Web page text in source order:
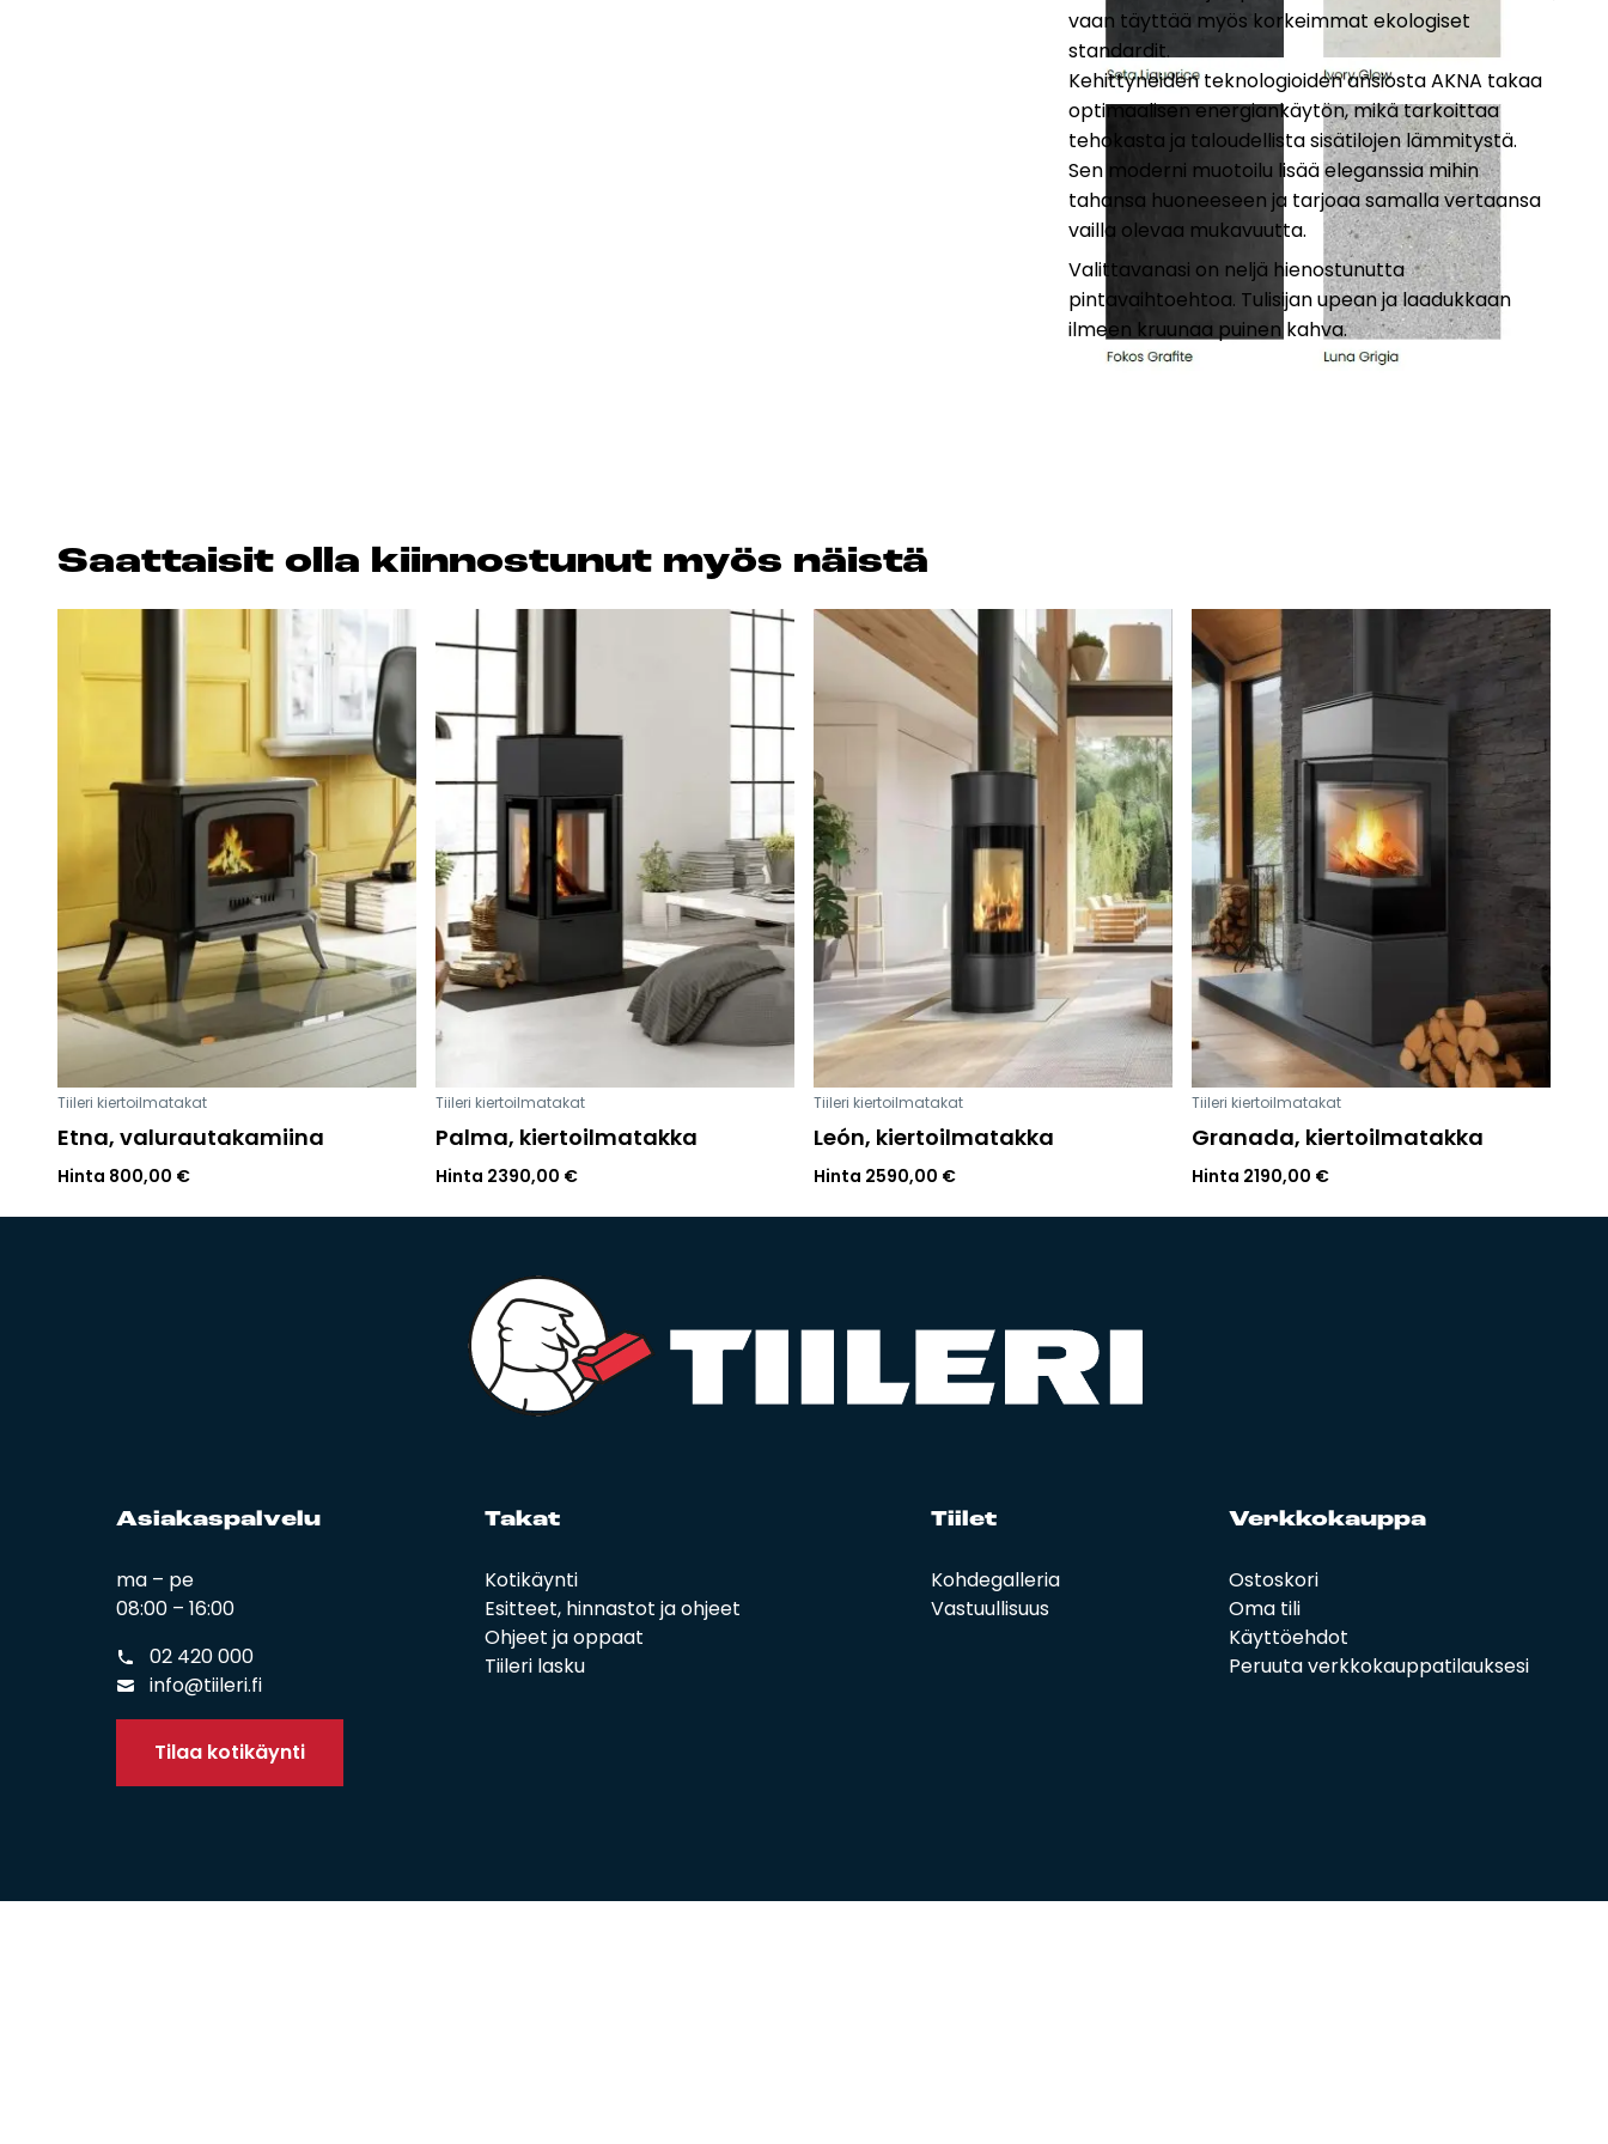
vaan täyttää myös korkeimmat ekologiset
standardit.
Kehittyneiden teknologioiden ansiosta AKNA takaa
optimaalisen energiankäytön, mikä tarkoittaa
tehokasta ja taloudellista sisätilojen lämmitystä.
Sen moderni muotoilu lisää eleganssia mihin
tahansa huoneeseen ja tarjoaa samalla vertaansa
vailla olevaa mukavuutta.
Valittavanasi on neljä hienostunutta
pintavaihtoehtoa. Tulisijan upean ja laadukkaan
ilmeen kruunaa puinen kahva.
Saat­tai­sit ol­la kiin­nos­tu­nut myös näis­tä
Tiileri kiertoilmatakat
Etna, valurautakamiina
Hinta 800,00 €
Tiileri kiertoilmatakat
Palma, kiertoilmatakka
Hinta 2390,00 €
Tiileri kiertoilmatakat
León, kiertoilmatakka
Hinta 2590,00 €
Tiileri kiertoilmatakat
Granada, kiertoilmatakka
Hinta 2190,00 €
Asia­kas­pal­ve­lu
ma – pe
08:00 – 16:00
02 420 000
info@tiileri.fi
Tilaa kotikäynti
Ta­kat
Kotikäynti
Esitteet, hinnastot ja ohjeet
Ohjeet ja oppaat
Tiileri lasku
Tii­let
Kohdegalleria
Vastuullisuus
Verk­ko­kaup­pa
Ostoskori
Oma tili
Käyttöehdot
Peruuta verkkokauppatilauksesi